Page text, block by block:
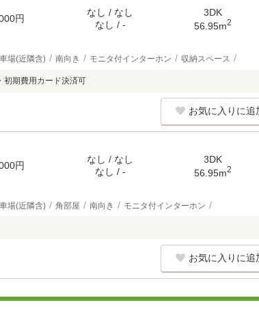
円
なし / なし
なし / -
3DK
56.95m2
場(近隣含) 南向き モニタ付インターホン 収納スペース
初期費用カード決済可
お気に入りに追
円
なし / なし
なし / -
3DK
56.95m2
場(近隣含) 角部屋 南向き モニタ付インターホン
お気に入りに追